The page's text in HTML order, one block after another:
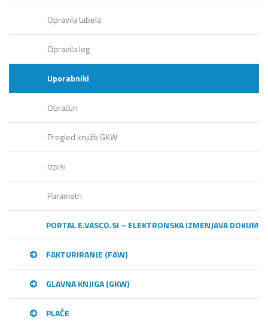
Opravila tabela
Opravila log
Uporabniki
Obračun
Pregled knjižb GKW
Izpisi
Parametri
PORTAL E.VASCO.SI – ELEKTRONSKA IZMENJAVA
FAKTURIRANJE (FAW)
GLAVNA KNJIGA (GKW)
PLAČE